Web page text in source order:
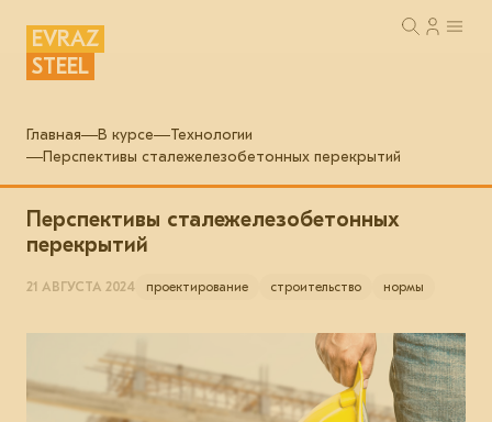
EVRAZ
STEEL
Главная В курсе
Технологии
Перспективы сталежелезобетонных перекрытий
Перспективы сталежелезобетонных
перекрытий
21 АВГУСТА 2024 проектирование строительство нормы